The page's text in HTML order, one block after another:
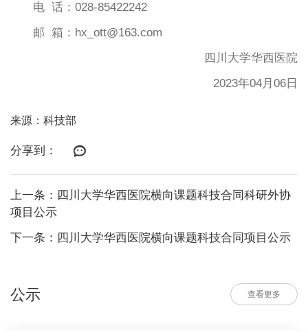
电 话：028-85422242
邮 箱：hx_ott@163.com
四川大学华西医院
2023年04月06日
来源：科技部
分享到：
上一条：四川大学华西医院横向课题科技合同科研外协
项目公示
下一条：四川大学华西医院横向课题科技合同项目公示
公示 查看更多